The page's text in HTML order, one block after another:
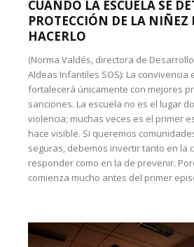
CUANDO LA ESCUELA SE
PROTECCIÓN DE LA NIÑEZ
HACERLO
(Norma Valdés, directora de
Aldeas Infantiles SOS): La convivencia
fortalecerá únicamente con mejores
sanciones. La escuela no es el lugar
violencia; muchas veces es el primer
hace visible. Si queremos
seguras, debemos invertir tanto en la
responder como en la de prevenir.
comienza mucho antes del primer